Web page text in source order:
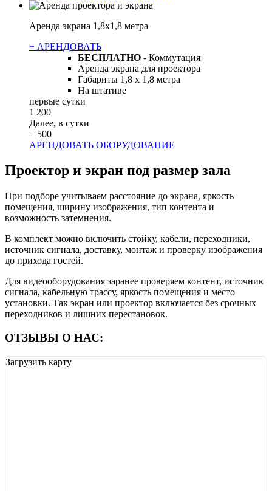
Аренда экрана 1,8х1,8 метра
+ АРЕНДОВАТЬ
БЕСПЛАТНО - Коммутация
Аренда экрана для проектора
Габариты 1,8 х 1,8 метра
На штативе
первые сутки
1 200
Далее, в сутки
+ 500
АРЕНДОВАТЬ ОБОРУДОВАНИЕ
Проектор и экран под размер зала
При подборе учитываем расстояние до экрана, яркость
помещения, ширину изображения, тип контента и
возможность затемнения.
В комплект можно включить стойку, кабели, переходники,
источник сигнала, доставку, монтаж и проверку изображения
до прихода гостей.
Для видеооборудования заранее проверяем контент, источник
сигнала, кабельную трассу, яркость помещения и место
установки. Так экран или проектор включается без срочных
переходников и лишних перестановок.
ОТЗЫВЫ О НАС:
Загрузить карту